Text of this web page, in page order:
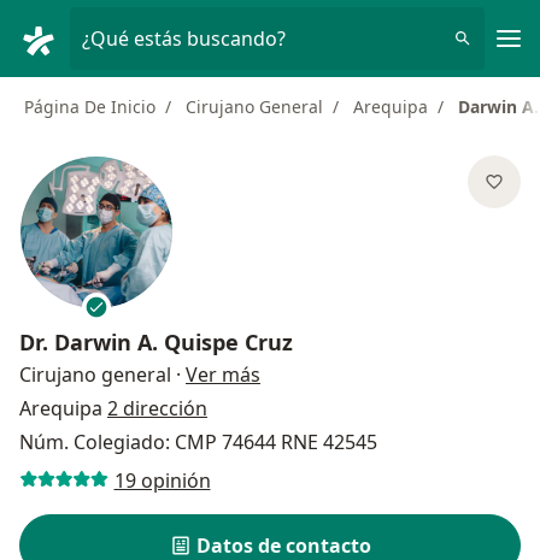
¿Qué estás buscando?
Página De Inicio Cirujano General Arequipa Darwin
Dr. Darwin A. Quispe Cruz
Cirujano general · Ver más
Arequipa 2 dirección
Núm. Colegiado: CMP 74644 RNE 42545
19 opinión
Datos de contacto